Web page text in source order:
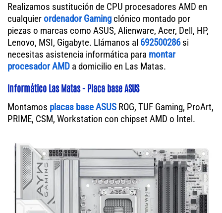
Realizamos sustitución de CPU procesadores AMD en
cualquierordenador Gaming clónico montado por
piezas o marcas como ASUS, Alienware, Acer, Dell, HP,
Lenovo, MSI, Gigabyte. Llámanos al 692500286si
necesitas asistencia informática para montar
procesador AMD a domicilio en Las Matas.
Informático Las Matas - Placa base ASUS
Montamos placas base ASUS ROG, TUF Gaming, ProArt,
PRIME, CSM, Workstation con chipset AMD o Intel.